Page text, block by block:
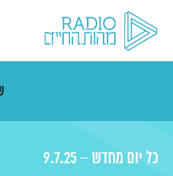
כל יום מחדש – 9.7.25